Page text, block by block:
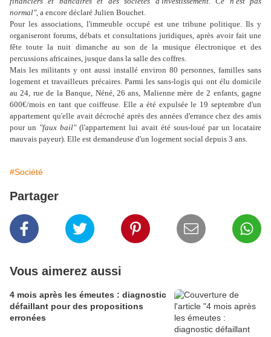
normal", a encore déclaré Julien Bouchet.
Pour les associations, l'immeuble occupé est une tribune politique. Ils y
organiseront forums, débats et consultations juridiques, après avoir fait une
fête toute la nuit dimanche au son de la musique électronique et des
percussions africaines, jusque dans la salle des coffres.
Mais les militants y ont aussi installé environ 80 personnes, familles sans
logement et travailleurs précaires. Parmi les sans-logis qui ont élu domicile
au 24, rue de la Banque, Néné, 26 ans, Malienne mère de 2 enfants, gagne
600€/mois en tant que coiffeuse. Elle a été expulsée le 19 septembre d'un
appartement qu'elle avait décroché après des années d'errance chez des amis
pour un "faux bail"(l'appartement lui avait été sous-loué par un locataire
mauvais payeur). Elle est demandeuse d'un logement social depuis 3 ans.
#Société
Partager
Vous aimerez aussi
4 mois après les émeutes : diagnostic
défaillant pour des propositions
erronées